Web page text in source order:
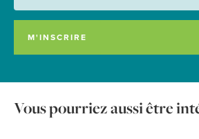
Vous pourriez aussi être